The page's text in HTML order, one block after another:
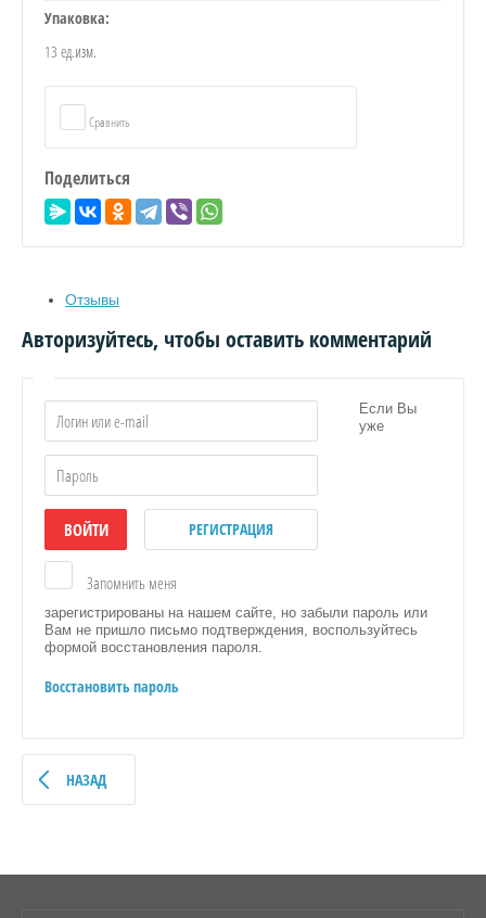
Упаковка:
13 ед.изм.
Сравнить
Поделиться
Отзывы
Авторизуйтесь, чтобы оставить комментарий
ВОЙТИ РЕГИСТРАЦИЯ
Запомнить меня
Если Вы
уже
зарегистрированы на нашем сайте, но забыли пароль или
Вам не пришло письмо подтверждения, воспользуйтесь
формой восстановления пароля.
Восстановить пароль
НАЗАД